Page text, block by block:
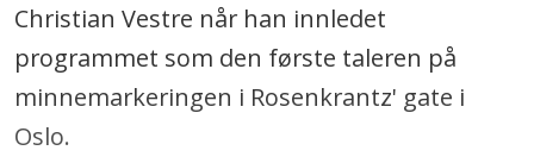
Christian Vestre når han innledet
programmet som den første taleren på
minnemarkeringen i Rosenkrantz' gate i
Oslo.